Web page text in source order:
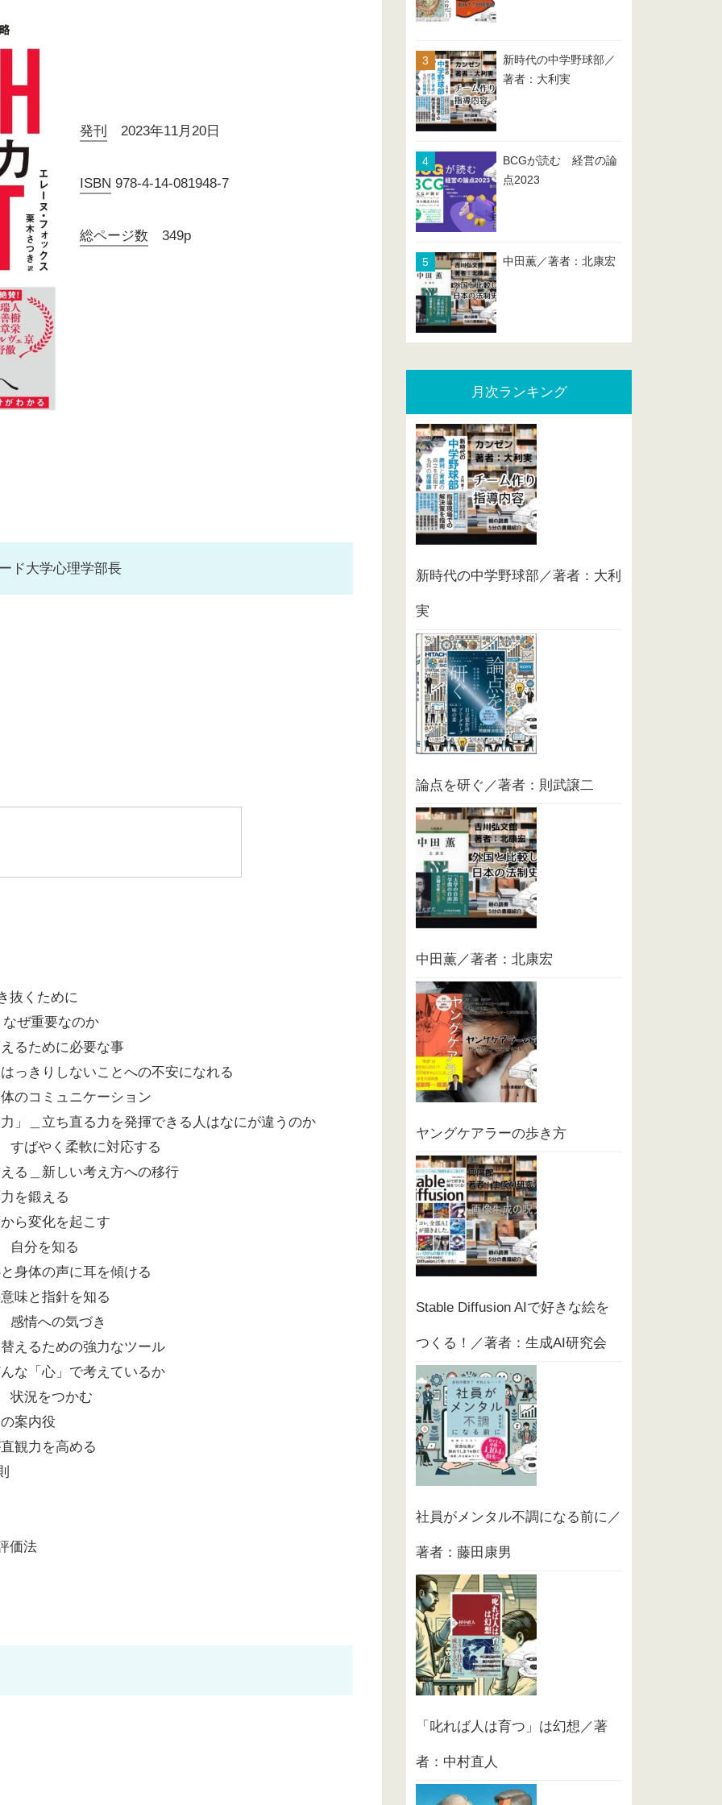
発刊 2023年11月20日
ISBN 978-4-14-081948-7
総ページ数 349p
ド大学心理学部長
抜くために
ぜ重要なのか
るために必要な事
っきりしないことへの不安になれる
のコミュニケーション
」＿立ち直る力を発揮できる人はなにが違うのか
ばやく柔軟に対応する
る＿新しい考え方への移行
を鍛える
ら変化を起こす
自分を知る
身体の声に耳を傾ける
味と指針を知る
情への気づき
えるための強力なツール
な「心」で考えているか
況をつかむ
案内役
観力を高める
価法
新時代の中学野球部／
著者：大利実
BCGが読む 経営の論
点2023
中田薫／著者：北康宏
月次ランキング
新時代の中学野球部／著者：大利
実
論点を研ぐ／著者：則武譲二
中田薫／著者：北康宏
ヤングケアラーの歩き方
Stable Diffusion AIで好きな絵を
つくる！／著者：生成AI研究会
社員がメンタル不調になる前に／
著者：藤田康男
「叱れば人は育つ」は幻想／著
者：中村直人